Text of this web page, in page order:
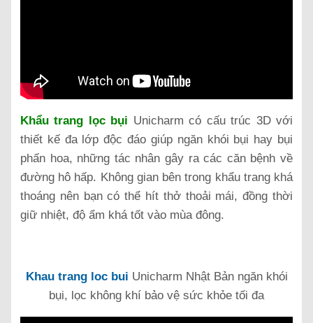
Khẩu trang lọc bụi Unicharm có cấu trúc 3D với
thiết kế đa lớp độc đáo giúp ngăn khói bụi hay bụi
phấn hoa, những tác nhân gây ra các căn bệnh về
đường hô hấp. Không gian bên trong khẩu trang khá
thoáng nên bạn có thể hít thở thoải mái, đồng thời
giữ nhiệt, độ ẩm khá tốt vào mùa đông.
Khau trang loc bui Unicharm Nhật Bản ngăn khói
bụi, lọc không khí bảo vệ sức khỏe tối đa